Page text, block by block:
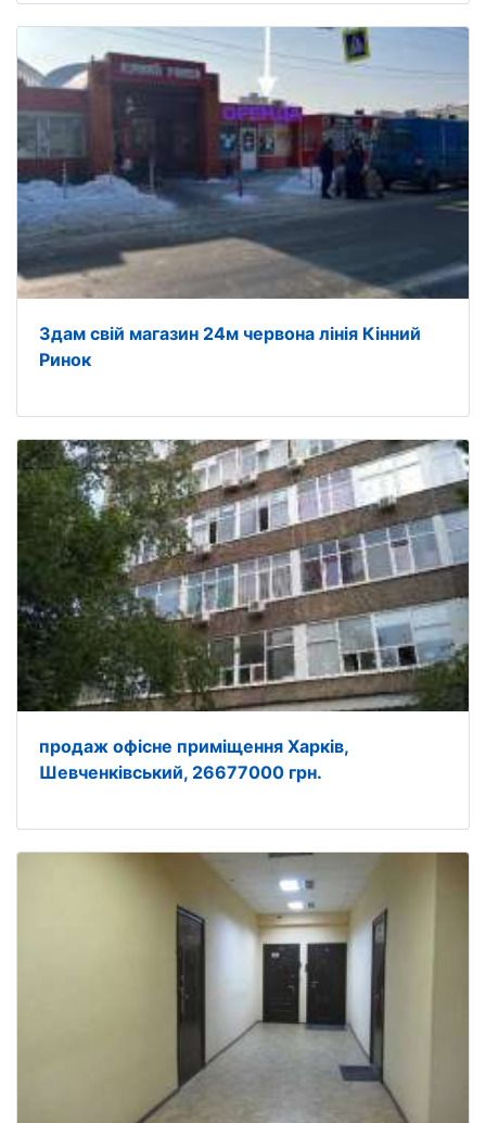
Здам свій магазин 24м червона лінія Кінний
Ринок
продаж офісне приміщення Харків,
Шевченківський, 26677000 грн.